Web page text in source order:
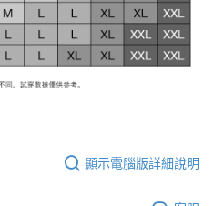
顯示電腦版詳細說明